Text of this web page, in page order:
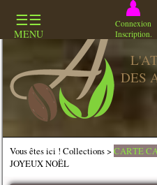
☰☰
MENU
Connexion
Inscription.
DES
Vous êtes ici ! Collections >CARTE
JOYEUX NOËL